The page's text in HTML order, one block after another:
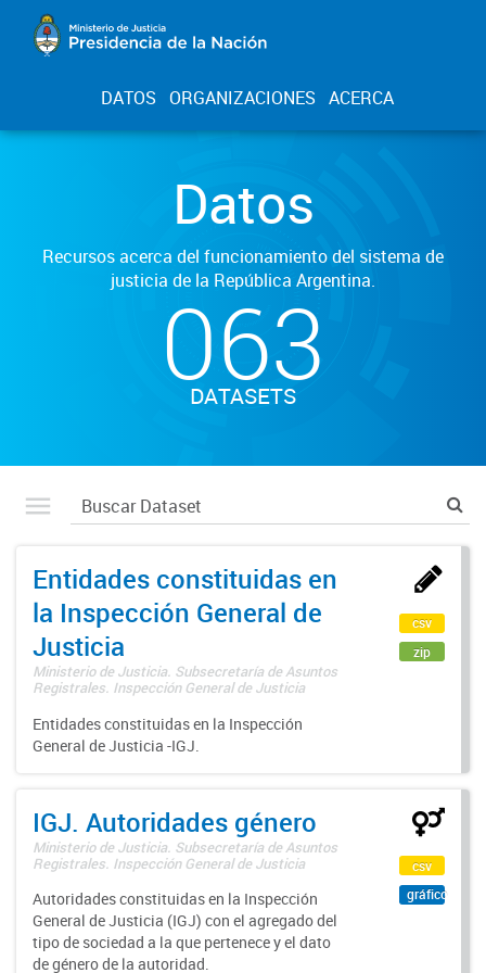
DATOS ORGANIZACIONES ACERCA
Datos
Recursos acerca del funcionamiento del sistema de
justicia de la República Argentina.
063
DATASETS
Entidades constituidas en
la Inspección General de
Justicia
Ministerio de Justicia. Subsecretaría de Asuntos
Registrales. Inspección General de Justicia
Entidades constituidas en la Inspección
General de Justicia -IGJ.
csv
zip
IGJ. Autoridades género
Ministerio de Justicia. Subsecretaría de Asuntos
Registrales. Inspección General de Justicia
Autoridades constituidas en la Inspección
General de Justicia (IGJ) con el agregado del
tipo de sociedad a la que pertenece y el dato
de género de la autoridad.
csv
gráfico